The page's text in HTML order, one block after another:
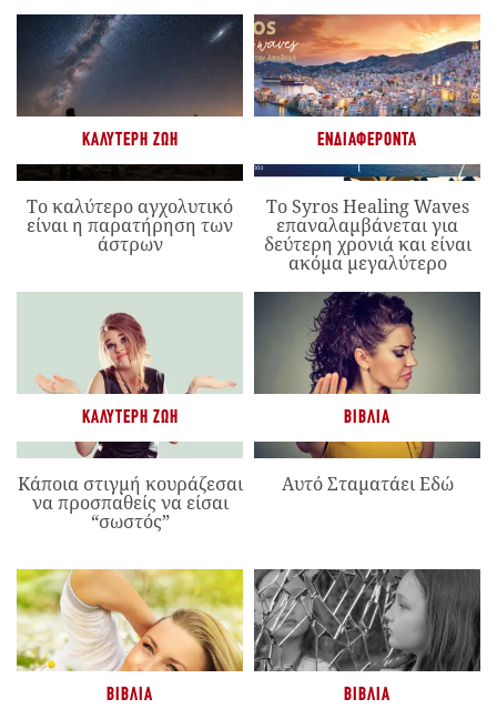
ΚΑΛΎΤΕΡΗ ΖΩΉ
Το καλύτερο αγχολυτικό
είναι η παρατήρηση των
άστρων
ΕΝΔΙΑΦΈΡΟΝΤΑ
Το Syros Healing Waves
επαναλαμβάνεται για
δεύτερη χρονιά και είναι
ακόμα μεγαλύτερο
ΚΑΛΎΤΕΡΗ ΖΩΉ
Κάποια στιγμή κουράζεσαι
να προσπαθείς να είσαι
“σωστός”
ΒΙΒΛΊΑ
Αυτό Σταματάει Εδώ
ΒΙΒΛΊΑ ΒΙΒΛΊΑ